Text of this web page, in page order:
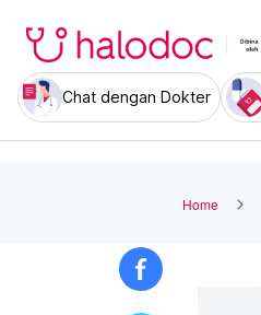
Chat dengan Dokter
Home